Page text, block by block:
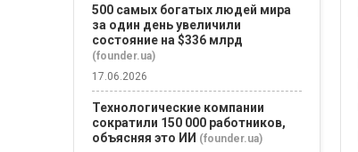
500 самых богатых людей мира
за один день увеличили
состояние на $336 млрд
(founder.ua)
17.06.2026
Технологические компании
сократили 150 000 работников,
объясняя это ИИ (founder.ua)